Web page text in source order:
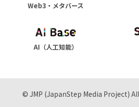
Web3・メタバース
AI（人工知能）
© JMP (JapanStep Media Project)